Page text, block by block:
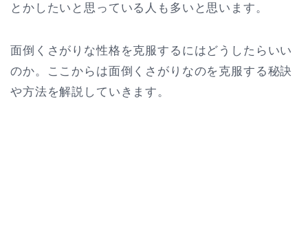
とかしたいと思っている人も多いと思います。
面倒くさがりな性格を克服するにはどうしたらいい
のか。ここからは面倒くさがりなのを克服する秘訣
や方法を解説していきます。